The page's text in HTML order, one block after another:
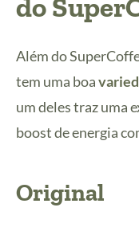
do
Além do
tem uma boa
um deles traz uma
boost de energia
Original